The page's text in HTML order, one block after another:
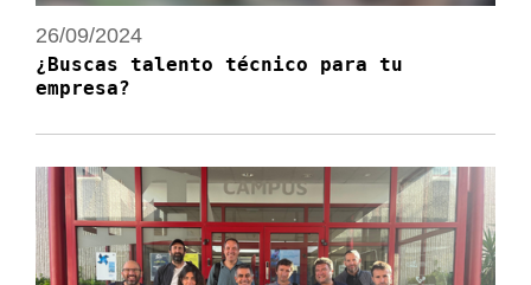
26/09/2024
¿Buscas talento técnico para tu
empresa?